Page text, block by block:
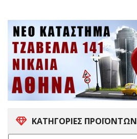
ΚΑΤΗΓΟΡΙΕΣ ΠΡΟΪΟΝΤΩΝ